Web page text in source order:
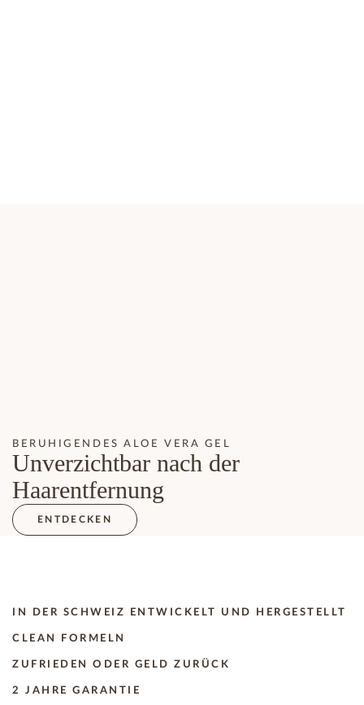
BERUHIGENDES ALOE VERA GEL
Unverzichtbar nach der
Haarentfernung
ENTDECKEN
IN DER SCHWEIZ ENTWICKELT UND HERGESTELLT
CLEAN FORMELN
ZUFRIEDEN ODER GELD ZURÜCK
2 JAHRE GARANTIE